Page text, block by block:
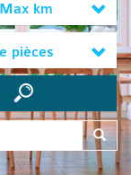
Max km
pièces